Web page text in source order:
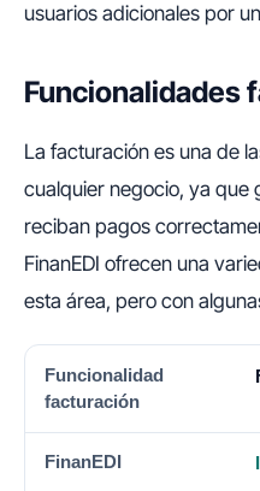
usuarios adicionales por
Funcionalidades
La facturación es una de
cualquier negocio, ya que
reciban pagos
FinanEDI ofrecen una
esta área, pero con
FUNCIONALIDAD